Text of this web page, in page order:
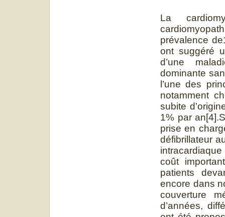
La
prévalence
ont suggéré
d’une
dominante
l’une des
notamment
subite
1% par
prise en
défibrillateur
coût
patients
encore dans
couverture
d’années,